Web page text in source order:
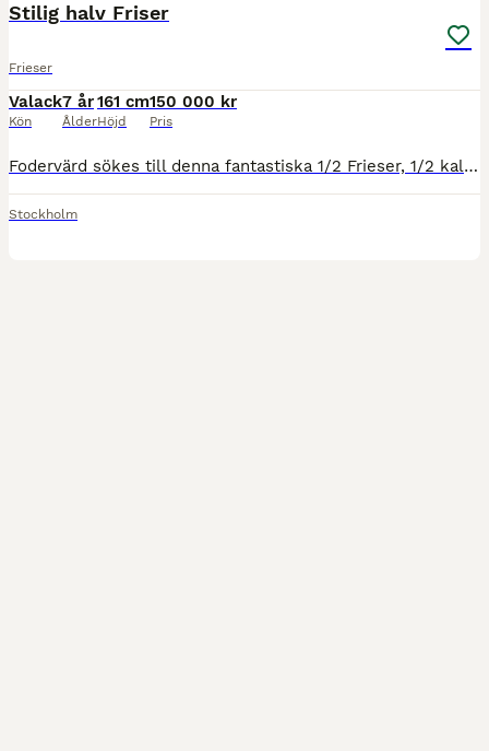
Stilig halv Friser
Frieser
Valack
Kön
7 år
Ålder
161 cm
Höjd
150 000 kr
Pris
Fodervärd sökes till denna fantastiska 1/2 Frieser, 1/2 kallblod (halvblod), 161 cm i mankhöjd pga utlandsjobb ett år. Vänlig social gosig väldigt lättlärd och intelligent. Har kommit 1/2 i hans utbil
Stockholm